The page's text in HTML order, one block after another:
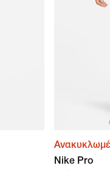
Nike Pro